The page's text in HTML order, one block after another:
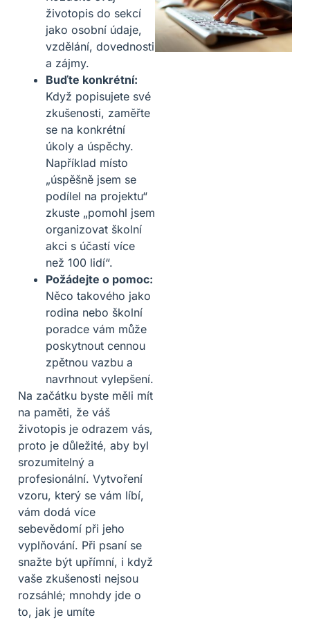
životopis do sekcí
jako osobní údaje,
vzdělání, dovednosti
a zájmy.
Buďte konkrétní:
Když popisujete své
zkušenosti, zaměřte
se na konkrétní
úkoly a úspěchy.
Například místo
„úspěšně jsem se
podílel na projektu“
zkuste „pomohl jsem
organizovat školní
akci s účastí více
než 100 lidí“.
Požádejte o pomoc:
Něco takového jako
rodina nebo školní
poradce vám může
poskytnout cennou
zpětnou vazbu a
navrhnout vylepšení.
Na začátku byste měli mít
na paměti, že váš
životopis je odrazem vás,
proto je důležité, aby byl
srozumitelný a
profesionální. Vytvoření
vzoru, který se vám líbí,
vám dodá více
sebevědomí při jeho
vyplňování. Při psaní se
snažte být upřímní, i když
vaše zkušenosti nejsou
rozsáhlé; mnohdy jde o
to, jak je umíte